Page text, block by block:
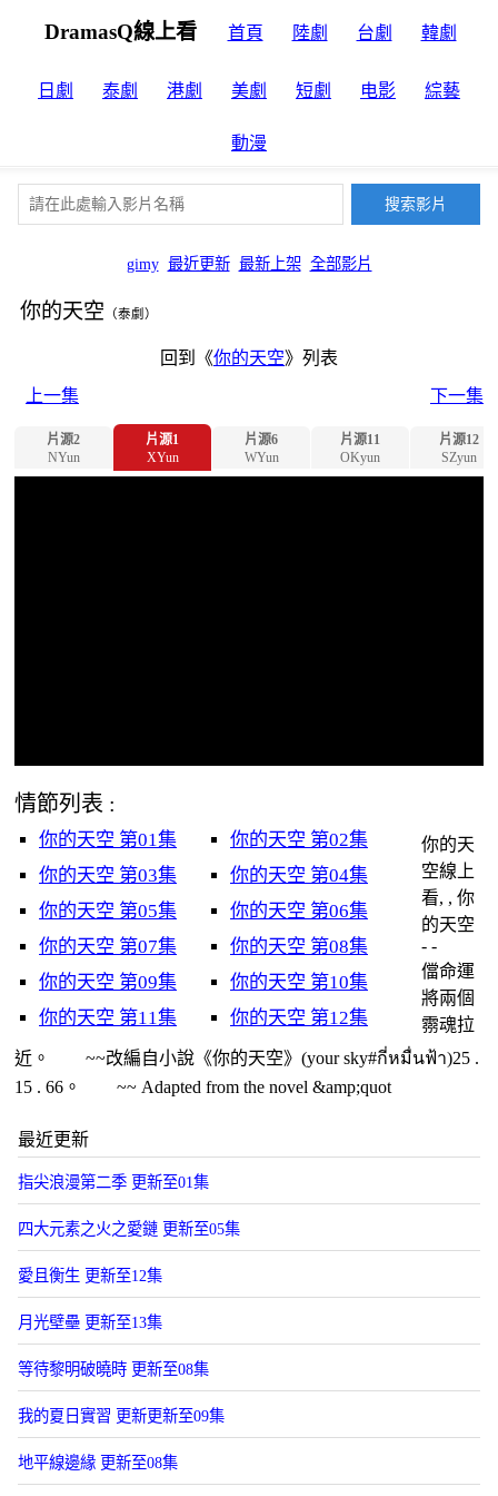
DramasQ線上看 首頁 陸劇 台劇 韓劇
日劇 泰劇 港劇 美劇 短劇 电影 綜藝
動漫
gimy 最近更新 最新上架 全部影片
你的天空 （泰劇）
回到《你的天空》列表
上一集
下一集
片源2
NYun
片源1
XYun
片源6
WYun
片源11
OKyun
片源12
SZyun
情節列表 :
你的天空 第01集
你的天空 第02集
你的天空 第03集
你的天空 第04集
你的天空 第05集
你的天空 第06集
你的天空 第07集
你的天空 第08集
你的天空 第09集
你的天空 第10集
你的天空 第11集
你的天空 第12集
你的天
空線上
看, , 你
的天空
- -
儅命運
將兩個
霛魂拉
近。 ~~改編自小說《你的天空》(your sky#กี่หมื่นฟ้า)25 .
15 . 66。 ~~ Adapted from the novel &amp;quot
最近更新
指尖浪漫第二季 更新至01集
四大元素之火之愛鏈 更新至05集
愛且衡生 更新至12集
月光壁壘 更新至13集
等待黎明破曉時 更新至08集
我的夏日實習 更新更新至09集
地平線邊緣 更新至08集